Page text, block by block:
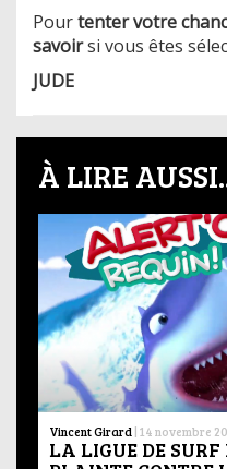
Pourtenter votre
savoirsi vous êtes
JUDE
À LIRE
Vincent Girard | 14 novembre
LA LIGUE DE